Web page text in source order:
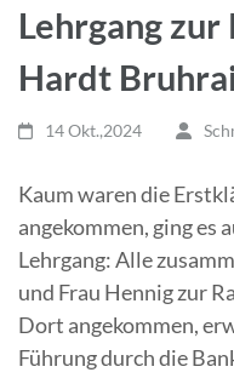
Lehrgang
Hardt
14 Okt.,2024
Kaum waren die
angekommen, ging es
Lehrgang: Alle
und Frau Hennig zur
Dort angekommen,
Führung durch die